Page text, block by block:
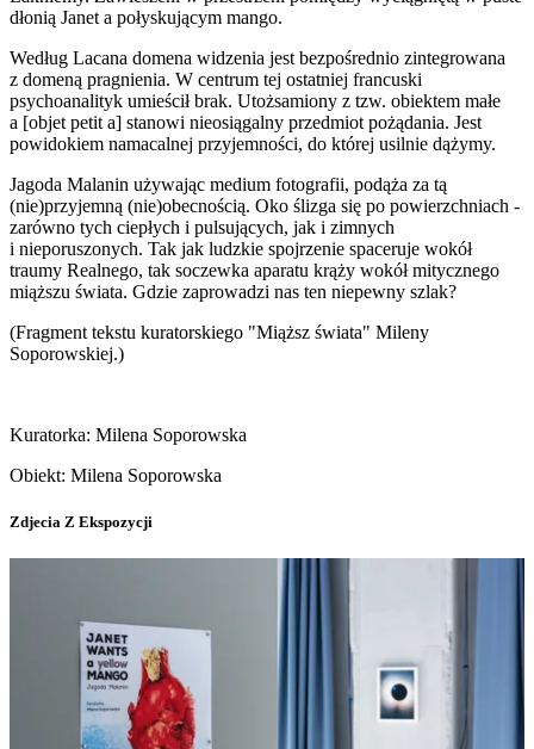
dłonią Janet a połyskującym mango.
Według Lacana domena widzenia jest bezpośrednio zintegrowana
z domeną pragnienia. W centrum tej ostatniej francuski
psychoanalityk umieścił brak. Utożsamiony z tzw. obiektem małe
a [objet petit a] stanowi nieosiągalny przedmiot pożądania. Jest
powidokiem namacalnej przyjemności, do której usilnie dążymy.
Jagoda Malanin używając medium fotografii, podąża za tą
(nie)przyjemną (nie)obecnością. Oko ślizga się po powierzchniach -
zarówno tych ciepłych i pulsujących, jak i zimnych
i nieporuszonych. Tak jak ludzkie spojrzenie spaceruje wokół
traumy Realnego, tak soczewka aparatu krąży wokół mitycznego
miąższu świata. Gdzie zaprowadzi nas ten niepewny szlak?
(Fragment tekstu kuratorskiego "Miąższ świata" Mileny
Soporowskiej.)
Kuratorka: Milena Soporowska
Obiekt: Milena Soporowska
Zdjecia Z Ekspozycji